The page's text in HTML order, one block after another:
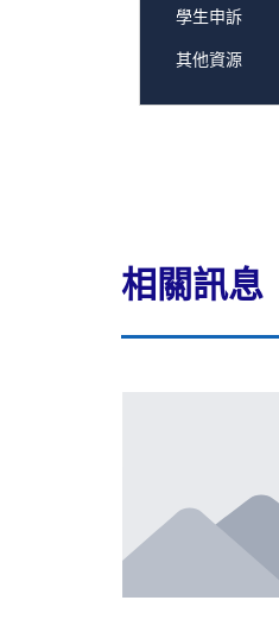
學生申訴
其他資源
相關訊息